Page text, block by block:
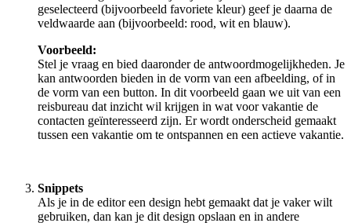
geselecteerd (bijvoorbeeld favoriete kleur) geef je daarna de
veldwaarde aan (bijvoorbeeld: rood, wit en blauw).
Voorbeeld:
Stel je vraag en bied daaronder de antwoordmogelijkheden. Je
kan antwoorden bieden in de vorm van een afbeelding, of in
de vorm van een button. In dit voorbeeld gaan we uit van een
reisbureau dat inzicht wil krijgen in wat voor vakantie de
contacten geïnteresseerd zijn. Er wordt onderscheid gemaakt
tussen een vakantie om te ontspannen en een actieve vakantie.
Snippets
Als je in de editor een design hebt gemaakt dat je vaker wilt
gebruiken, dan kan je dit design opslaan en in andere